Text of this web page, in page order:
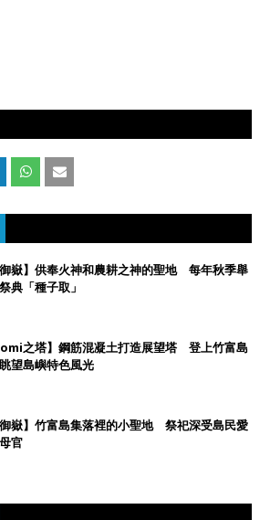
御嶽】供奉火神和農耕之神的聖地 每年秋季舉
典「種子取」
之塔】鋼筋混凝土打造展望塔 登上竹富島
望島嶼特色風光
御嶽】竹富島集落裡的小聖地 祭祀深受島民愛
官